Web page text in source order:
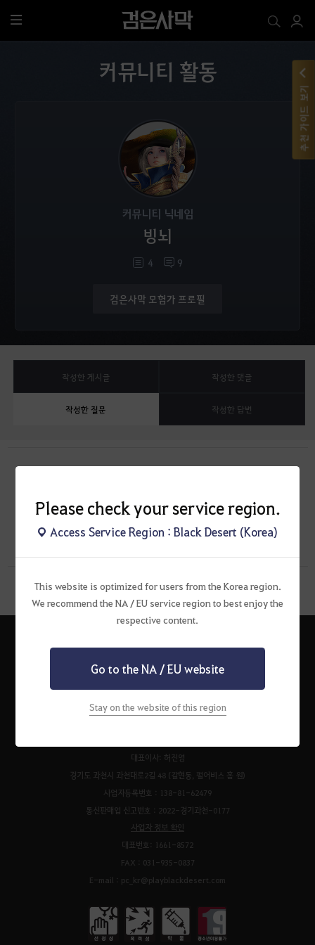
Please check your service region.
Access Service Region : Black Desert (Korea)
This website is optimized for users from the Korea region.
We recommend the NA / EU service region to best enjoy the
respective content.
Go to the NA / EU website
Stay on the website of this region
전
체
커뮤니티 활동
커뮤니티 닉네임
빙뇌
4 9
검은사막 모험가 프로필
작성한 게시글 작성한 댓글
작성한 질문 작성한 답변
작성한 질문글이 없습니다.
운영정책 청소년 보호 정책 이벤트 규약 팬 콘텐츠 가이드
고객센터
쿠키 정책
대표이사: 허진영
경기도 과천시 과천대로2길 48 (갈현동, 펄어비스 홈 원)
사업자등록번호 : 138-81-62479
통신판매업 신고번호 : 2022-경기과천-0177
사업자 정보 확인
대표번호: 1661-8572
FAX : 031-935-0837
E-mail : pc_kr@playblackdesert.com
추천 가이드 보기